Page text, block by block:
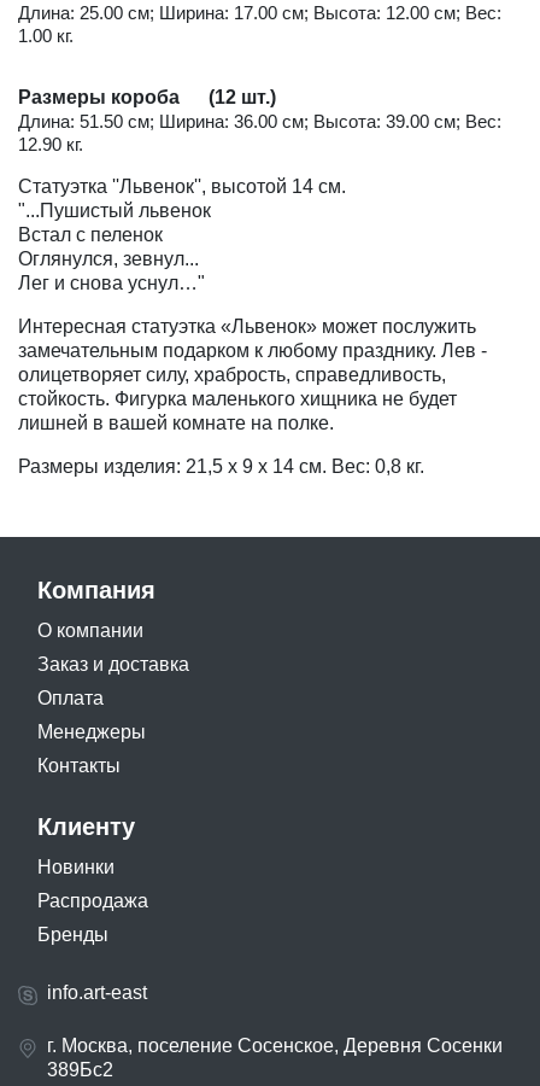
Длина: 25.00 см; Ширина: 17.00 см; Высота: 12.00 см; Вес:
1.00 кг.
Размеры короба (12 шт.)
Длина: 51.50 см; Ширина: 36.00 см; Высота: 39.00 см; Вес:
12.90 кг.
Статуэтка ''Львенок'', высотой 14 см.
"...Пушистый львенок
Встал с пеленок
Оглянулся, зевнул...
Лег и снова уснул…"
Интересная статуэтка «Львенок» может послужить
замечательным подарком к любому празднику. Лев -
олицетворяет силу, храбрость, справедливость,
стойкость. Фигурка маленького хищника не будет
лишней в вашей комнате на полке.
Размеры изделия: 21,5 x 9 x 14 см. Вес: 0,8 кг.
Компания
О компании
Заказ и доставка
Оплата
Менеджеры
Контакты
Клиенту
Новинки
Распродажа
Бренды
info.art-east
г. Москва, поселение Сосенское, Деревня Сосенки
389Бс2